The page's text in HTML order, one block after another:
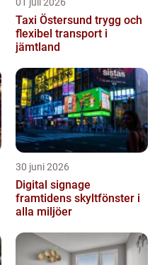
Taxi Östersund trygg och
flexibel transport i
jämtland
30 juni 2026
Digital signage
framtidens skyltfönster i
alla miljöer